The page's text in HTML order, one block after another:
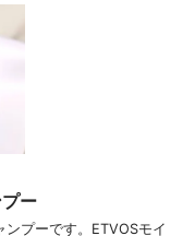
ー
プーです。ETVOSモイ